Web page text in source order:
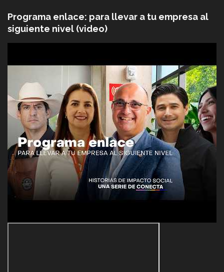
Programa enlace: para llevar a tu empresa al
siguiente nivel (video)